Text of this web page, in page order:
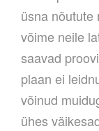
üsna nõutute
võime neile
saavad
plaan ei
võinud
ühes